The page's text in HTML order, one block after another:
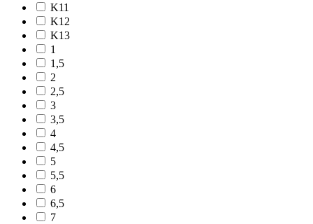
K11
K12
K13
1
1,5
2
2,5
3
3,5
4
4,5
5
5,5
6
6,5
7